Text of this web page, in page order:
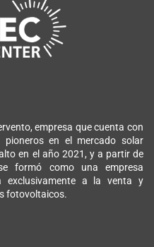
empresa que cuenta con
en el mercado solar
en el año 2021, y a partir de
formó como una empresa
exclusivamente a la venta y
fotovoltaicos.